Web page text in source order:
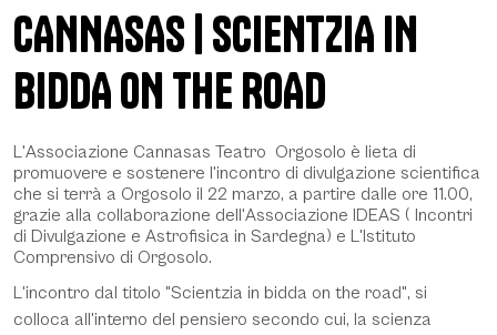
CANNASAS | SCIENTZIA IN
BIDDA ON THE ROAD
Description
L'Associazione Cannasas Teatro Orgosolo è lieta di
promuovere e sostenere l'incontro di divulgazione scientifica
che si terrà a Orgosolo il 22 marzo, a partire dalle ore 11.00,
grazie alla collaborazione dell'Associazione IDEAS ( Incontri
di Divulgazione e Astrofisica in Sardegna) e L'Istituto
Comprensivo di Orgosolo.
L'incontro dal titolo "Scientzia in bidda on the road", si
colloca all'interno del pensiero secondo cui, la scienza